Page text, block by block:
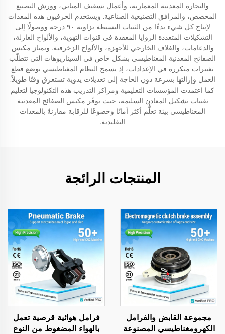
والنجارة المعدنية المعمارية، وأعمال تسقيف المباني، وورش التصنيع
المخصص، والمرافق التصنيعية الصناعية. ويستخدم الحرفيون هذه المعدات
لإنتاج كل شيء بدءًا من الثنيات البسيطة بزاوية ٩٠ درجة ووصولًا إلى
التشكيلات المتعددة الزوايا المعقدة في قنوات التهوية، والألواح العازلة،
والدعامات، والغلاف الخارجي للأجهزة، والألواح الزخرفية. ويمتاز مكبس
الصفائح المعدنية المغناطيسي بشكل خاص في السيناريوهات التي تتطلّب
تغييرات متكررة في الإعدادات، إذ يسمح النظام المغناطيسي بوضع قطع
العمل وإزالتها بسرعة دون الحاجة إلى تعديلات يدوية تستغرق وقتًا طويلاً.
كما اعتمدت المؤسسات التعليمية ومراكز التدريب هذه التكنولوجيا لتعليم
تقنيات تشكيل المعادن السليمة، حيث يوفّر مكبس الصفائح المعدنية
المغناطيسي بيئة تعلُّم أكثر أمانًا وخضوعًا للرقابة مقارنةً بالمعدات
التقليدية.
المنتجات الرائجة
مجموعة القابض والفرامل
الكهرومغناطيسي المصنوعة
فرامل هوائية قرصية تعمل
بالهواء المضغوط من النوع